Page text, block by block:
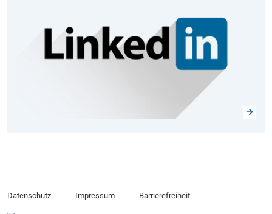
Datenschutz Impressum Barrierefreiheit